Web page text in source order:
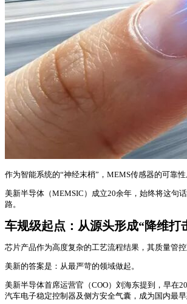
作为智能系统的“神经末梢”，MEMS传感器的可靠
美新半导体（MEMSIC）成立20余年，始终将这句
路。
车规级起点： 从源头形成“降维打
芯片产品作为高度复杂的工艺流程结果，其质量管
美新的答案是：从最严苛的领域做起。
美新半导体首席运营官（COO）刘海东提到，早在
汽车电子稳定控制器及侧方安全气囊，成为国内最